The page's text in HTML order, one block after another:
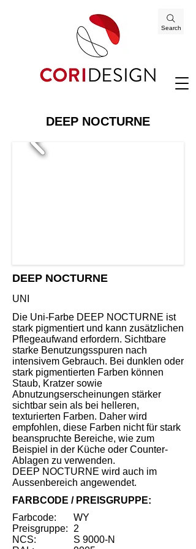
Search
DEEP NOCTURNE
DEEP NOCTURNE
UNI
Die Uni-Farbe DEEP NOCTURNE ist
stark pigmentiert und kann zusätzlichen
Pflegeaufwand erfordern. Sichtbare
starke Benutzungsspuren nach
intensivem Gebrauch. Bei dunklen oder
stark pigmentierten Farben können
Staub, Kratzer sowie
Abnutzungserscheinungen stärker
sichtbar sein als bei helleren,
texturierten Farben. Daher wird
empfohlen, diese Farben nicht für stark
beanspruchte Bereiche, wie zum
Beispiel in der Küche oder Counter-
Ablagen zu verwenden.
DEEP NOCTURNE wird auch im
Aussenbereich angewendet.
FARBCODE / PREISGRUPPE:
Farbcode:
Preisgruppe:
NCS:
WY
2
S 9000-N